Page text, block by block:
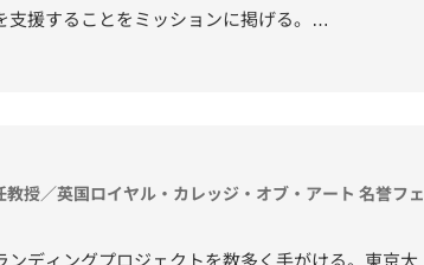
援することをミッションに掲げる。
ナルクライアントのマーケティングから、
る）』（SBクリエイティブ）がAmazonのビジネ
授／英国ロイヤル・カレッジ・オブ・アート 名誉フェ
ディングプロジェクトを数多く手がける。東京大